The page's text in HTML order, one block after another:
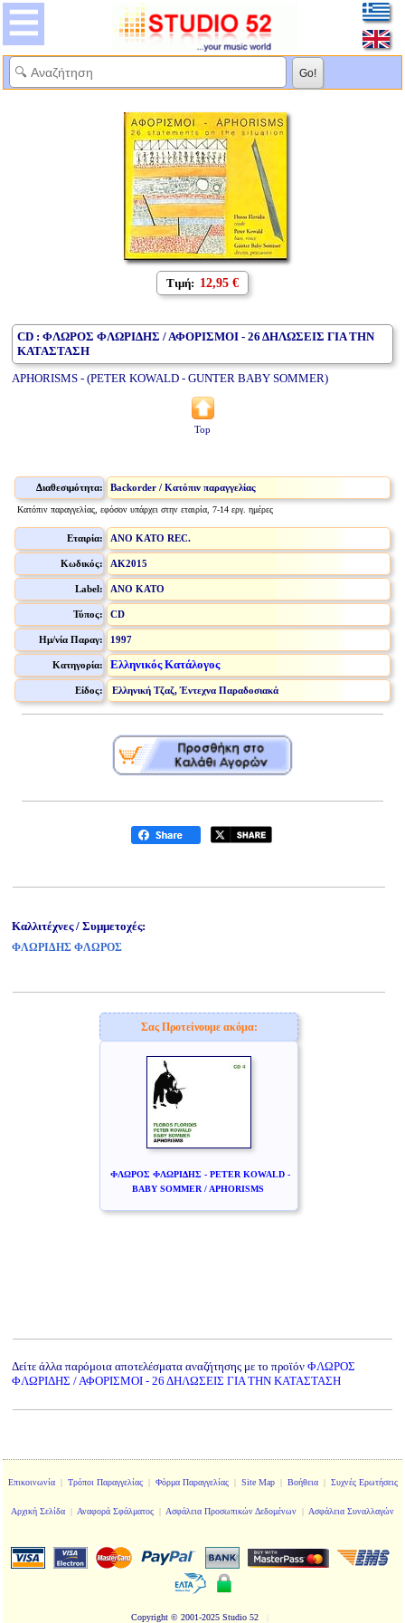
Τιμή: 12,95 €
CD : ΦΛΩΡΟΣ ΦΛΩΡΙΔΗΣ / ΑΦΟΡΙΣΜΟΙ - 26 ΔΗΛΩΣΕΙΣ ΓΙΑ ΤΗΝ
ΚΑΤΑΣΤΑΣΗ
APHORISMS - (PETER KOWALD - GUNTER BABY SOMMER)
Top
Διαθεσιμότητα: Backorder / Κατόπιν παραγγελίας
Κατόπιν παραγγελίας, εφόσον υπάρχει στην εταιρία, 7-14 εργ. ημέρες
Εταιρία: ANO KATO REC.
Κωδικός: AK2015
Label: ANO KATO
Τύπος: CD
Ημ/νία Παραγ: 1997
Κατηγορία: Ελληνικός Κατάλογος
Είδος: Ελληνική Τζαζ, Έντεχνα Παραδοσιακά
Καλλιτέχνες / Συμμετοχές:
ΦΛΩΡΙΔΗΣ ΦΛΩΡΟΣ
Σας Προτείνουμε ακόμα:
ΦΛΩΡΟΣ ΦΛΩΡΙΔΗΣ - PETER KOWALD -
BABY SOMMER / APHORISMS
Δείτε άλλα παρόμοια αποτελέσματα αναζήτησης με το προϊόν ΦΛΩΡΟΣ
ΦΛΩΡΙΔΗΣ / ΑΦΟΡΙΣΜΟΙ - 26 ΔΗΛΩΣΕΙΣ ΓΙΑ ΤΗΝ ΚΑΤΑΣΤΑΣΗ
Επικοινωνία| Τρόποι Παραγγελίας| Φόρμα Παραγγελίας| Site Map| Βοήθεια| Συχνές Ερωτήσεις
Αρχική Σελίδα | Αναφορά Σφάλματος | Ασφάλεια Προσωπικών Δεδομένων | Ασφάλεια Συναλλαγών
Copyright © 2001-2025 Studio 52